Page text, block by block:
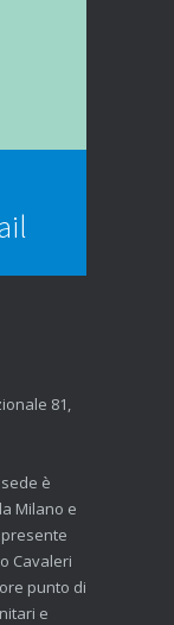
81,
è
Milano e
presente
Cavaleri
punto di
e